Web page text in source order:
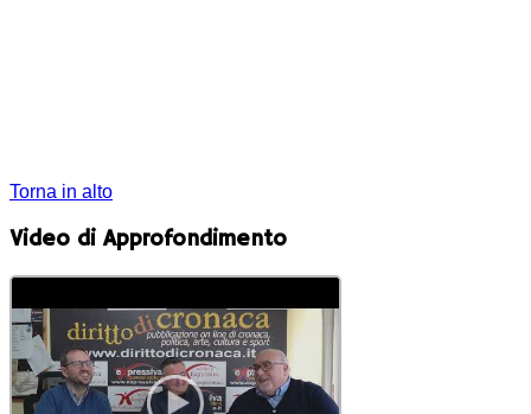
Torna in alto
Video di Approfondimento